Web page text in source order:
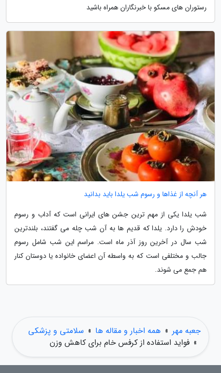
رستوران های مسکو با خبرنگاران همراه باشید
هر آنچه از غذاها و رسوم شب یلدا باید بدانید
شب یلدا یکی از مهم ترین جشن های ایرانی است که آداب و رسوم
خودش را دارد. یلدا که قدیم ها به آن شب چله می گفتند، بلندترین
شب سال در آخرین روز آذر ماه است. مراسم این شب شامل رسوم
جالب و مختلفی است که به واسطه آن اعضای خانواده یا دوستان کنار
هم جمع می شوند.
جعبه مهر » همه اخبار و مقاله ها » سلامتی و پزشکی
» فواید استفاده از کرفس خام برای کاهش وزن